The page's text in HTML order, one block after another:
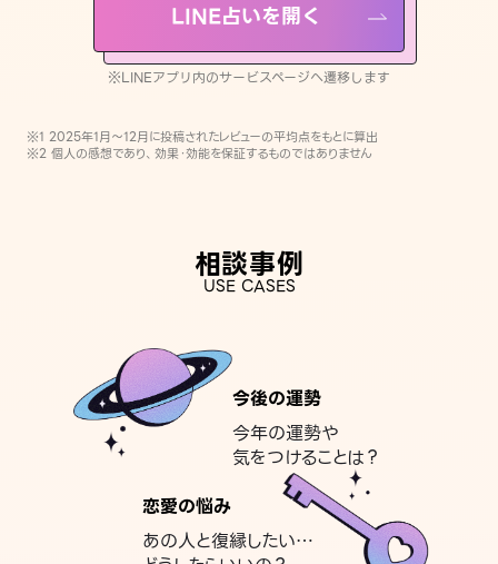
LINE占いを開く
※LINEアプリ内のサービスページへ遷移します
※1 2025年1月〜12月に投稿されたレビューの平均点をもとに算出
※2 個人の感想であり、効果・効能を保証するものではありません
相談事例
USE CASES
今後の運勢
今年の運勢や
気をつけることは？
恋愛の悩み
あの人と復縁したい…